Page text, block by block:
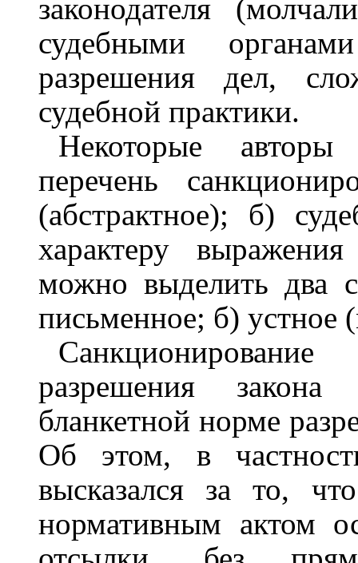
законодателя
судебными
разрешения дел,
судебной практики.
Некоторые авторы
перечень
(абстрактное); б)
характеру
можно выделить два
письменное; б) устное
разрешения
бланкетной норме
Об этом, в
высказался за то,
нормативным актом